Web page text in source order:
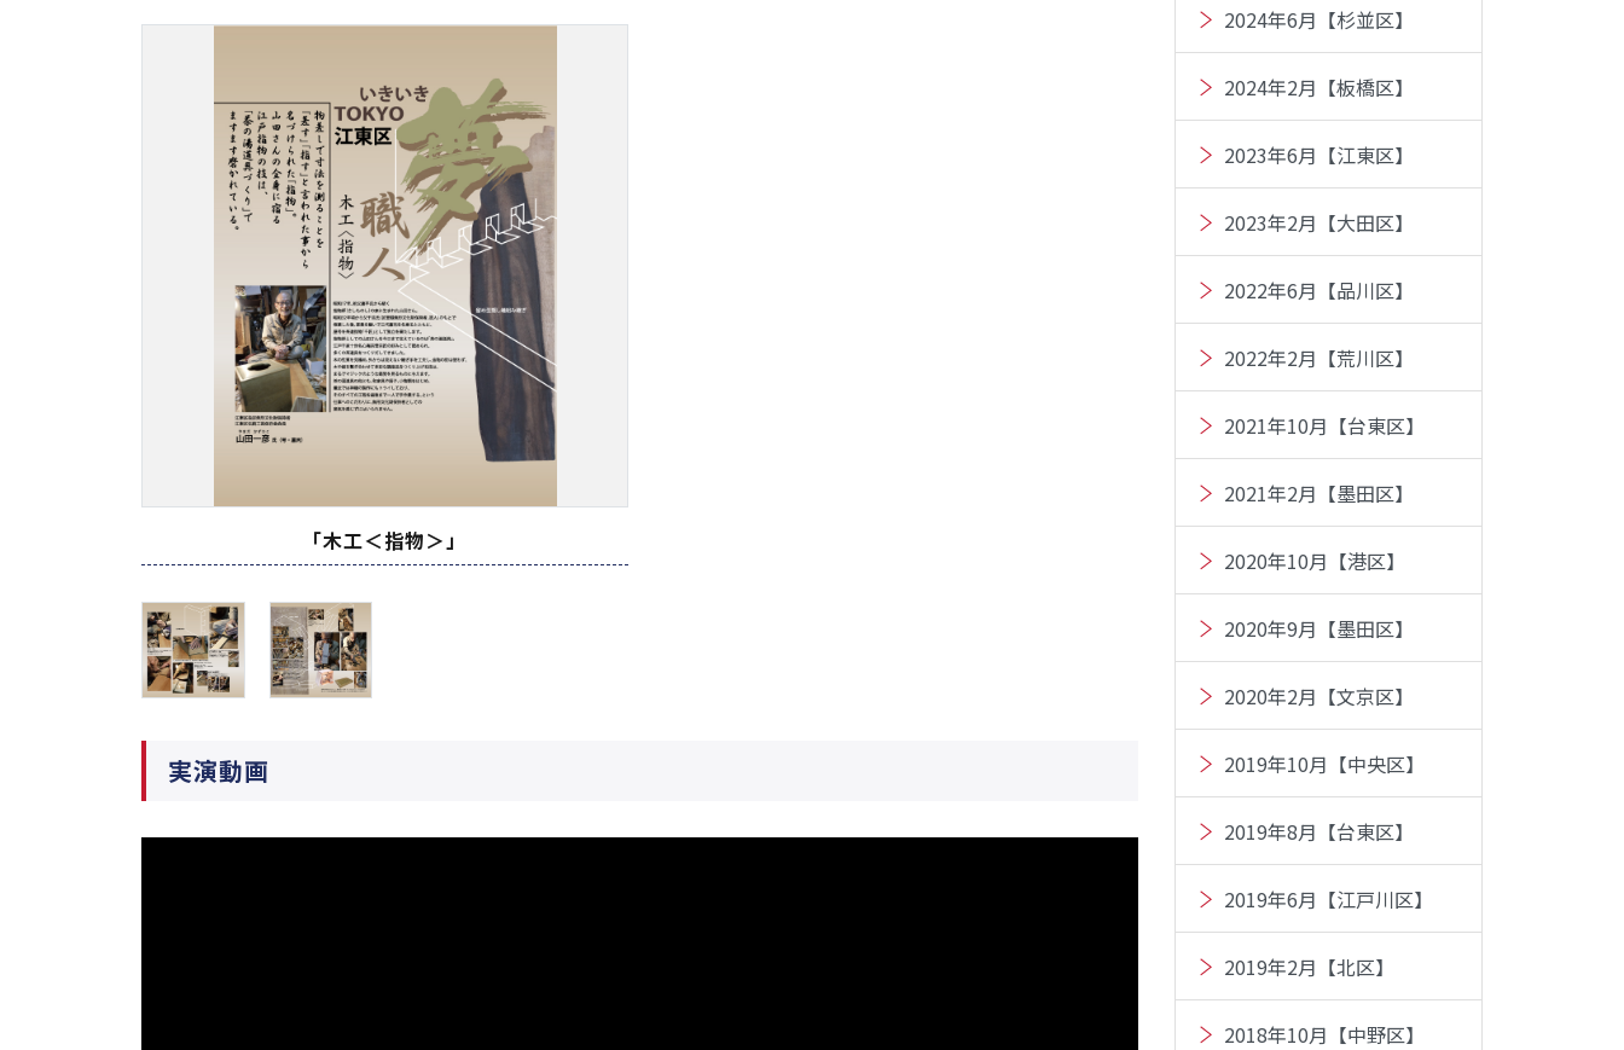
「木工＜指物＞」
実演動画
2024年6月【杉並区】
2024年2月【板橋区】
2023年6月【江東区】
2023年2月【大田区】
2022年6月【品川区】
2022年2月【荒川区】
2021年10月【台東区】
2021年2月【墨田区】
2020年10月【港区】
2020年9月【墨田区】
2020年2月【文京区】
2019年10月【中央区】
2019年8月【台東区】
2019年6月【江戸川区】
2019年2月【北区】
2018年10月【中野区】